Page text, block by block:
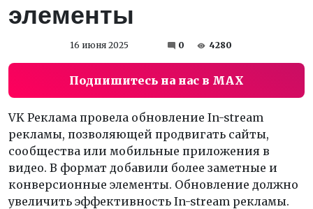
элементы
16 июня 2025 0 4280
Подпишитесь на нас в MAX
VK Реклама провела обновление In-stream
рекламы, позволяющей продвигать сайты,
сообщества или мобильные приложения в
видео. В формат добавили более заметные и
конверсионные элементы. Обновление должно
увеличить эффективность In-stream рекламы.